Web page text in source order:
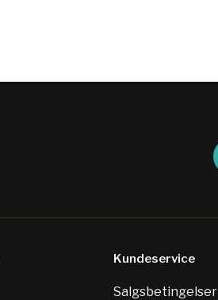
Kundeservice
Salgsbetingelser